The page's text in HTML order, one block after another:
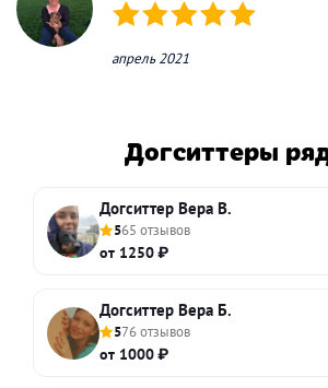
(*) (*) (*) (*) (*)
апрель 2021
Догситтеры
Догситтер Вера В.
565 отзывов
от 1250 ₽
Догситтер Вера Б.
576 отзывов
от 1000 ₽